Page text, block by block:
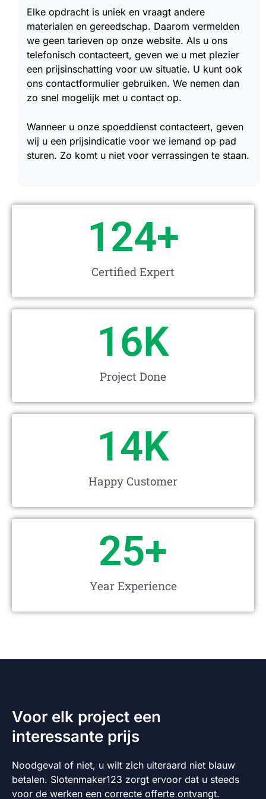
Elke opdracht is uniek en vraagt andere
materialen en gereedschap. Daarom vermelden
we geen tarieven op onze website. Als u ons
telefonisch contacteert, geven we u met plezier
een prijsinschatting voor uw situatie. U kunt ook
ons contactformulier gebruiken. We nemen dan
zo snel mogelijk met u contact op.
Wanneer u onze spoeddienst contacteert, geven
wij u een prijsindicatie voor we iemand op pad
sturen. Zo komt u niet voor verrassingen te staan.
Certified Expert
124+
Project Done
16K
Happy Customer
14K
Year Experience
25+
Voor elk project een
interessante prijs
Noodgeval of niet, u wilt zich uiteraard niet blauw
betalen. Slotenmaker123 zorgt ervoor dat u steeds
voor de werken een correcte offerte ontvangt.